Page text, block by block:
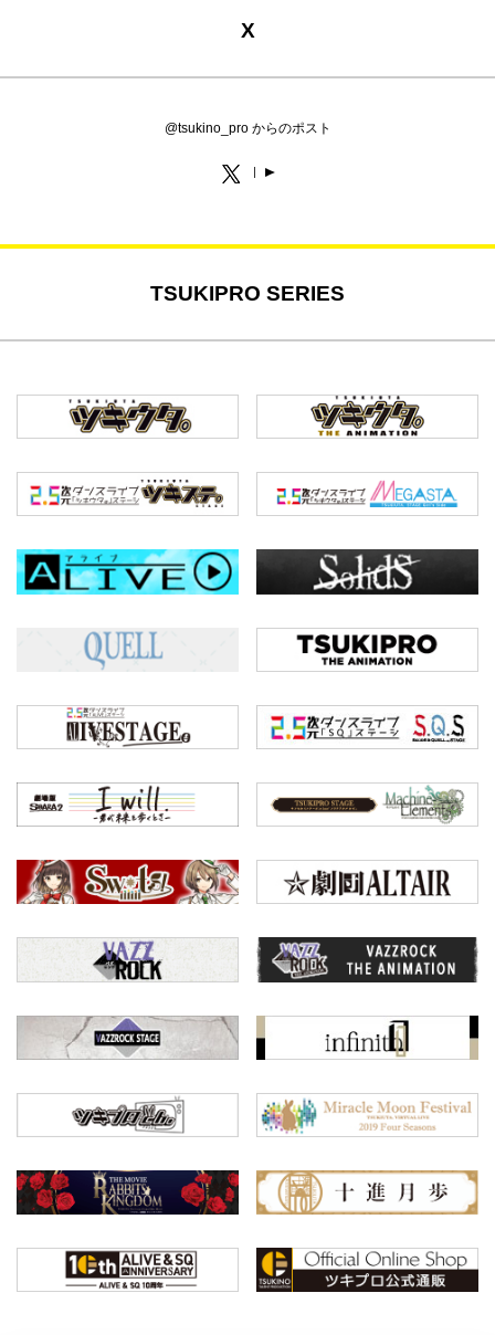
X
@tsukino_pro からのポスト
TSUKIPRO SERIES